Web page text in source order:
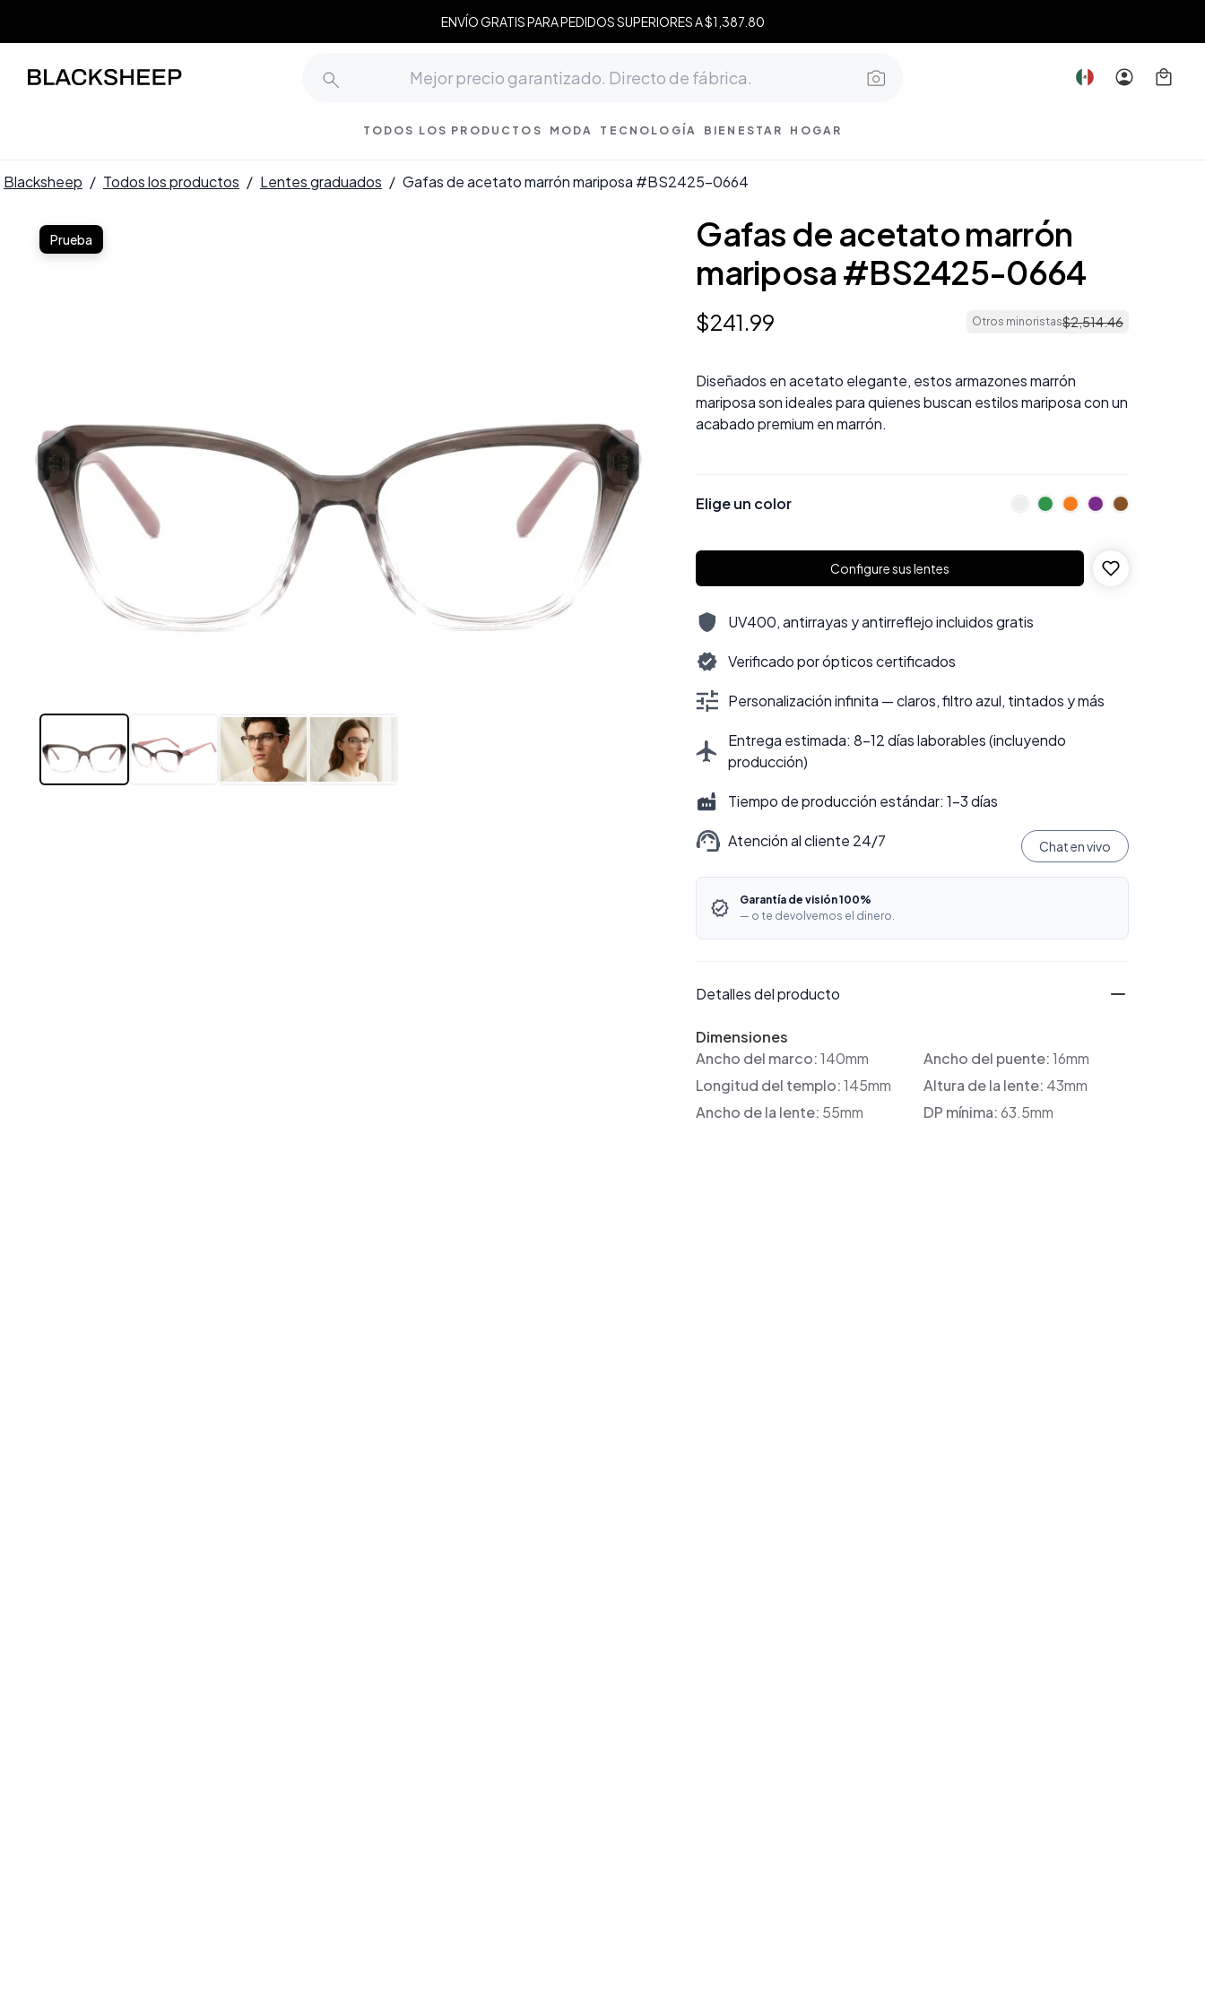
ENVÍO GRATIS PARA PEDIDOS SUPERIORES A $1,387.80
TODOS LOS PRODUCTOS MODA TECNOLOGÍA BIENESTAR HOGAR
Blacksheep / Todos los productos / Lentes graduados / Gafas de acetato marrón mariposa #BS2425-0664
Prueba
Gafas de acetato marrón
mariposa #BS2425-0664
$241.99 Otros minoristas$2,514.46
Diseñados en acetato elegante, estos armazones marrón
mariposa son ideales para quienes buscan estilos mariposa con un
acabado premium en marrón.
Elige un color
Configure sus lentes
UV400, antirrayas y antirreflejo incluidos gratis
Verificado por ópticos certificados
Personalización infinita — claros, filtro azul, tintados y más
Entrega estimada: 8–12 días laborables (incluyendo
producción)
Tiempo de producción estándar: 1–3 días
Atención al cliente 24/7 Chat en vivo
Garantía de visión 100%
— o te devolvemos el dinero.
Detalles del producto
Dimensiones
Ancho del marco:140mm Ancho del puente:16mm
Longitud del templo:145mm Altura de la lente: 43mm
Ancho de la lente: 55mm DP mínima:63.5mm